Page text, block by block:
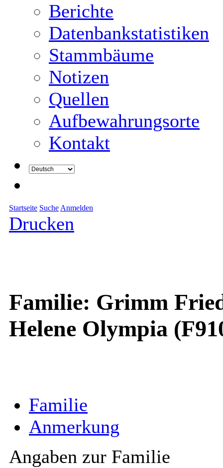
Berichte
Datenbankstatistiken
Stammbäume
Notizen
Quellen
Aufbewahrungsorte
Kontakt
Startseite Suche Anmelden
Drucken
Familie: Grimm
Helene Olympia
Familie
Anmerkung
Angaben zur Familie